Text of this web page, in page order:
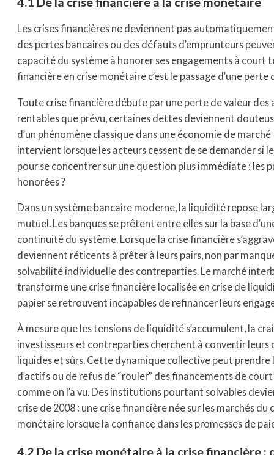
Les crises financières ne deviennent pas
des pertes bancaires ou des défauts d’emprunteurs
capacité du système à honorer ses engagements à
financière en crise monétaire c’est le passage d’une
Toute crise financière débute par une perte de valeur
rentables que prévu, certaines dettes deviennent
d’un phénomène classique dans une économie de
intervient lorsque les acteurs cessent de se demander si
pour se concentrer sur une question plus immédiate :
honorées ?
Dans un système bancaire moderne, la liquidité repose
mutuel. Les banques se prêtent entre elles sur la base
continuité du système. Lorsque la crise financière
deviennent réticents à prêter à leurs pairs, non par
solvabilité individuelle des contreparties. Le marché
transforme une crise financière localisée en crise de
papier se retrouvent incapables de refinancer leurs
À mesure que les tensions de liquidité s’accumulent, la
investisseurs et contreparties cherchent à convertir
liquides et sûrs. Cette dynamique collective peut
d’actifs ou de refus de “rouler” des financements de
comme on l’a vu. Des institutions pourtant solvables
crise de 2008 : une crise financière née sur les marchés
monétaire lorsque la confiance dans les promesses de
4.2 De la crise monétaire à la crise financière